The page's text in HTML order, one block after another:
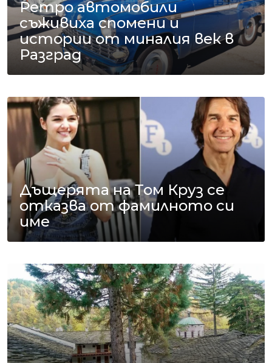
Ретро автомобили
съживиха спомени и
истории от миналия век в
Разград
Дъщерята на Том Круз се
отказва от фамилното си
име